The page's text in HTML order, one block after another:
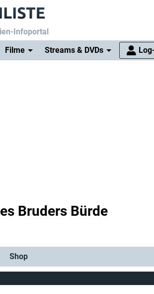
Infoportal
Filme Streams & DVDs
Bruders Bürde
Shop